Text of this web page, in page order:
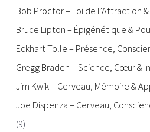
Bob Proctor – Loi de l’Attraction
Bruce Lipton – Épigénétique &
Eckhart Tolle – Présence,
Gregg Braden – Science, Cœur &
Jim Kwik – Cerveau, Mémoire &
Joe Dispenza – Cerveau,
(9)